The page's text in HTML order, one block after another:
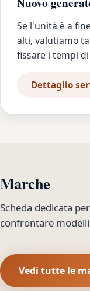
Se l'unità è a
alti, valutiamo
fissare i tempi
Dettaglio
Marche
Scheda dedicata
confrontare
Vedi tutte le